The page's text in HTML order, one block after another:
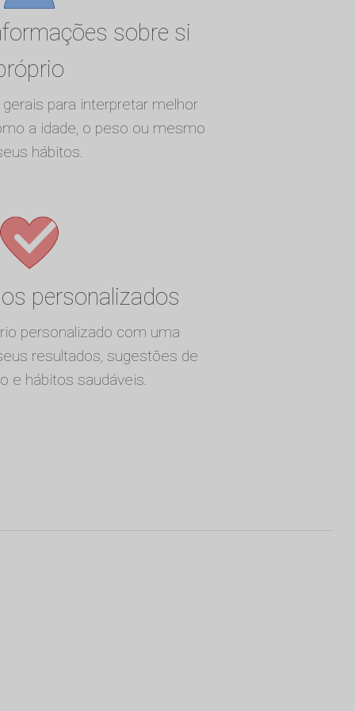
sobre si
para interpretar melhor
a idade, o peso ou mesmo
hábitos.
personalizados
personalizado com uma
resultados, sugestões de
e hábitos saudáveis.